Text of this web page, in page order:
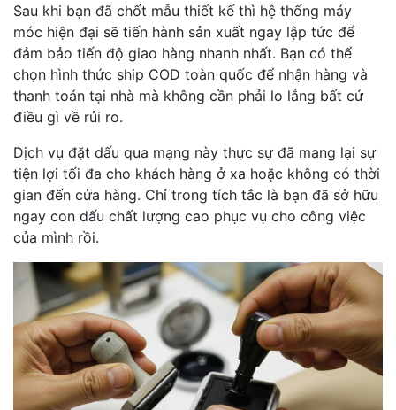
Sau khi bạn đã chốt mẫu thiết kế thì hệ thống máy
móc hiện đại sẽ tiến hành sản xuất ngay lập tức để
đảm bảo tiến độ giao hàng nhanh nhất. Bạn có thể
chọn hình thức ship COD toàn quốc để nhận hàng và
thanh toán tại nhà mà không cần phải lo lắng bất cứ
điều gì về rủi ro.
Dịch vụ đặt dấu qua mạng này thực sự đã mang lại sự
tiện lợi tối đa cho khách hàng ở xa hoặc không có thời
gian đến cửa hàng. Chỉ trong tích tắc là bạn đã sở hữu
ngay con dấu chất lượng cao phục vụ cho công việc
của mình rồi.